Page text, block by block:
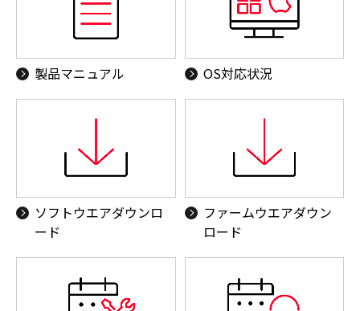
製品マニュアル OS対応状況
ソフトウエアダウンロ
ード
ファームウエアダウン
ロード